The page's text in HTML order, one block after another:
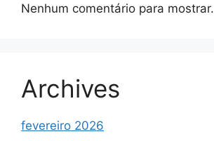
Nenhum comentário para mostrar.
Archives
fevereiro 2026